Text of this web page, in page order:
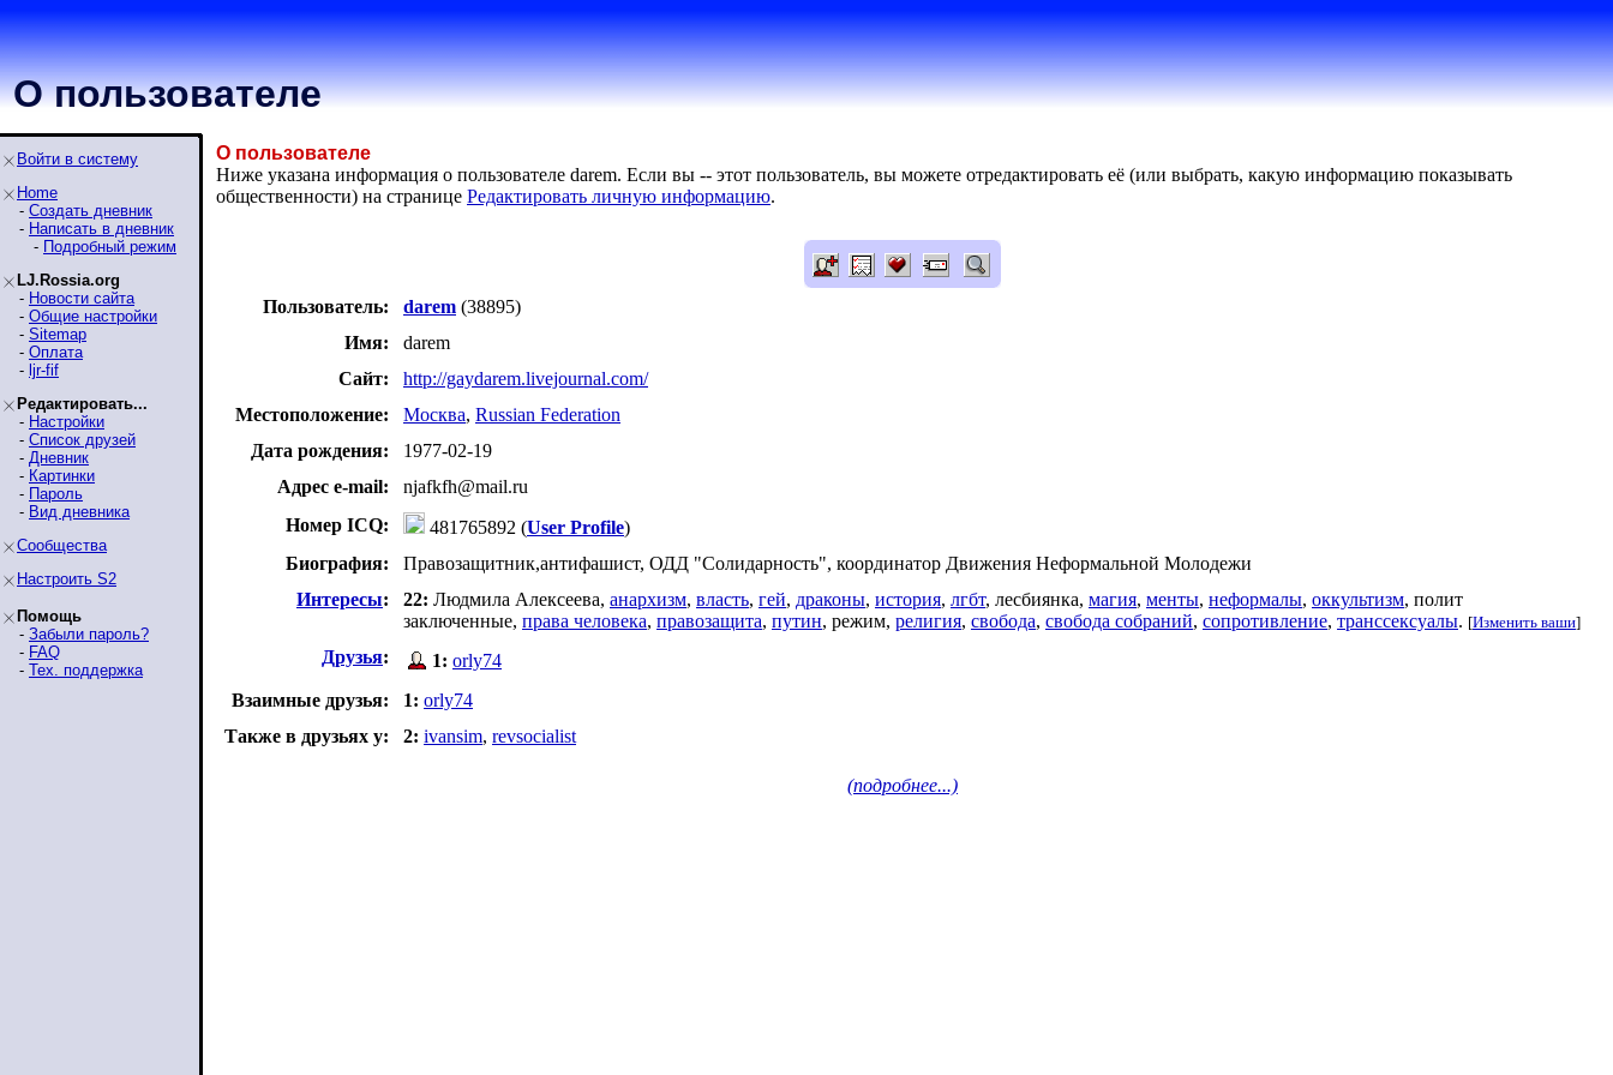
О пользователе
Войти в систему
Home
- Создать дневник
- Написать в дневник
- Подробный режим
LJ.Rossia.org
- Новости сайта
- Общие настройки
- Sitemap
- Оплата
- ljr-fif
Редактировать...
- Настройки
- Список друзей
- Дневник
- Картинки
- Пароль
- Вид дневника
Сообщества
Настроить S2
Помощь
- Забыли пароль?
- FAQ
- Тех. поддержка
О пользователе
Ниже указана информация о пользователе darem. Если вы -- этот пользователь, вы можете отредактировать её (или выбрать, какую информацию показывать
общественности) на странице Редактировать личную информацию.
Пользователь: darem (38895)
Имя:
darem
Сайт:
http://gaydarem.livejournal.com/
Местоположение:
Москва, Russian Federation
Дата рождения:
1977-02-19
Адрес e-mail:
njafkfh@mail.ru
Номер ICQ:
481765892 (User Profile)
Биография:
Правозащитник,антифашист, ОДД "Солидарность", координатор Движения Неформальной Молодежи
Интересы: 22: Людмила Алексеева, анархизм, власть, гей, драконы, история, лгбт, лесбиянка, магия, менты, неформалы, оккультизм, полит
заключенные, права человека, правозащита, путин, режим, религия, свобода, свобода собраний, сопротивление, транссексуалы. [Изменить ваши]
Друзья: 1: orly74
Взаимные друзья:
1: orly74
Также в друзьях у:
2: ivansim, revsocialist
(подробнее...)